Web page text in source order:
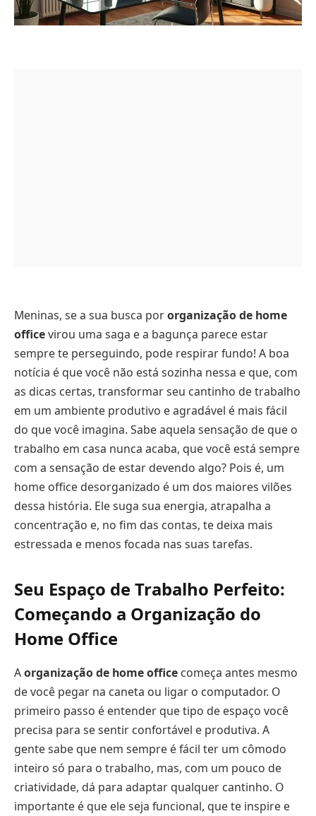
Meninas, se a sua busca pororganização de home
officevirou uma saga e a bagunça parece estar
sempre te perseguindo, pode respirar fundo! A boa
notícia é que você não está sozinha nessa e que, com
as dicas certas, transformar seu cantinho de trabalho
em um ambiente produtivo e agradável é mais fácil
do que você imagina. Sabe aquela sensação de que o
trabalho em casa nunca acaba, que você está sempre
com a sensação de estar devendo algo? Pois é, um
home office desorganizado é um dos maiores vilões
dessa história. Ele suga sua energia, atrapalha a
concentração e, no fim das contas, te deixa mais
estressada e menos focada nas suas tarefas.
Seu Espaço de Trabalho Perfeito:
Começando a Organização do
Home Office
Aorganização de home office começa antes mesmo
de você pegar na caneta ou ligar o computador. O
primeiro passo é entender que tipo de espaço você
precisa para se sentir confortável e produtiva. A
gente sabe que nem sempre é fácil ter um cômodo
inteiro só para o trabalho, mas, com um pouco de
criatividade, dá para adaptar qualquer cantinho. O
importante é que ele seja funcional, que te inspire e